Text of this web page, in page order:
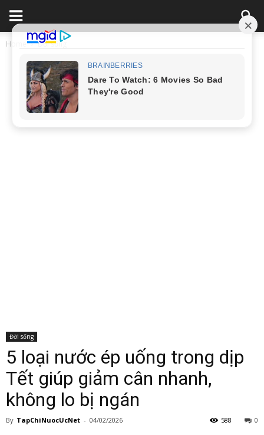
Home Đời sống
Đời sống
5 loại nước ép uống trong dịp
Tết giúp giảm cân nhanh,
không lo bị ngán
By TapChiNuocUcNet - 04/02/2026 0
588